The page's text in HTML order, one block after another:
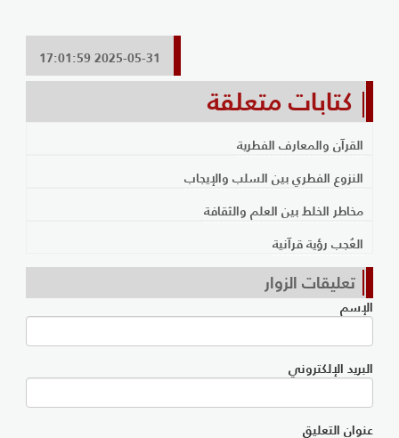
2025-05-31 17:01:59
كتابات متعلقة
القرآن والمعارف الفطرية
النزوع الفطري بين السلب والإيجاب
مخاطر الخلط بين العلم والثقافة
العُجب رؤية قرآنية
تعليقات الزوار
الإسم
البريد الإلكتروني
عنوان التعليق